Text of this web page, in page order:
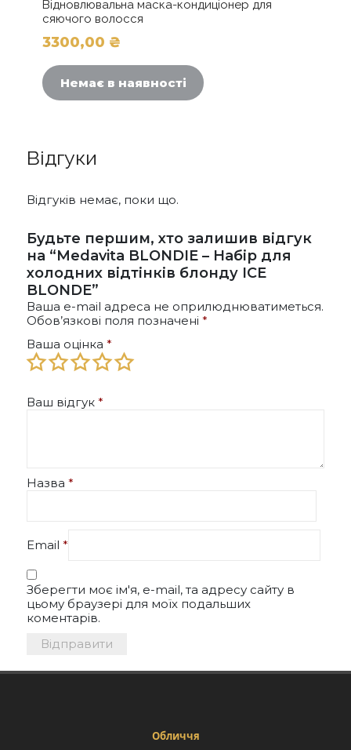
Відновлювальна маска-кондиціонер для
сяючого волосся
3300,00 ₴
Немає в наявності
Відгуки
Відгуків немає, поки що.
Будьте першим, хто залишив відгук
на “Medavita BLONDIE – Набір для
холодних відтінків блонду ICE
BLONDE”
Ваша e-mail адреса не оприлюднюватиметься.
Обов’язкові поля позначені *
Ваша оцінка *
Ваш відгук *
Назва *
Email *
Зберегти моє ім'я, e-mail, та адресу сайту в
цьому браузері для моїх подальших
коментарів.
Обличчя